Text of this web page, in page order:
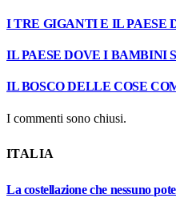
I TRE GIGANTI E IL PAESE
IL PAESE DOVE I BAMBINI
IL BOSCO DELLE COSE
I commenti sono chiusi.
ITALIA
La costellazione che nessuno